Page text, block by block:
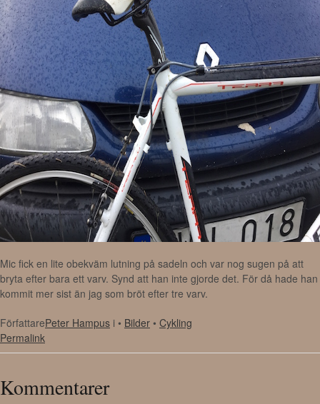
Mic fick en lite obekväm lutning på sadeln och var nog sugen på att
bryta efter bara ett varv. Synd att han inte gjorde det. För då hade han
kommit mer sist än jag som bröt efter tre varv.
FörfattarePeter Hampus i • Bilder • Cykling
Permalink
Kommentarer